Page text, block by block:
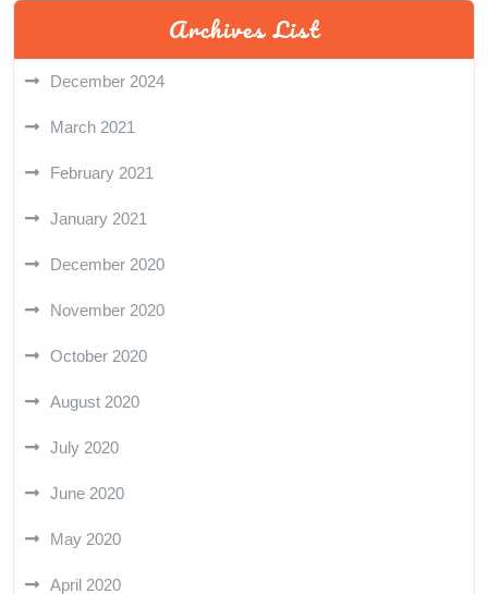
Archives List
December 2024
March 2021
February 2021
January 2021
December 2020
November 2020
October 2020
August 2020
July 2020
June 2020
May 2020
April 2020